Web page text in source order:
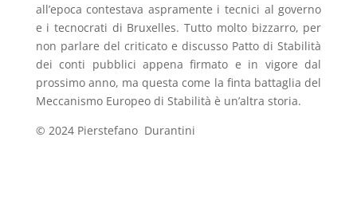
all’epoca contestava aspramente i tecnici al governo
e i tecnocrati di Bruxelles. Tutto molto bizzarro, per
non parlare del criticato e discusso Patto di Stabilità
dei conti pubblici appena firmato e in vigore dal
prossimo anno, ma questa come la finta battaglia del
Meccanismo Europeo di Stabilità è un’altra storia.
© 2024 Pierstefano Durantini